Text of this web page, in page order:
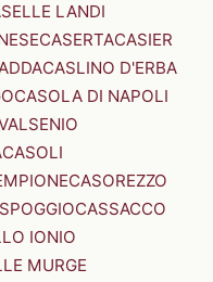
LANDI
CASERTACASIER
CASLINO D'ERBA
CASOLA DI NAPOLI
CASOLI
CASOREZZO
CASSACCO
IONIO
MURGE